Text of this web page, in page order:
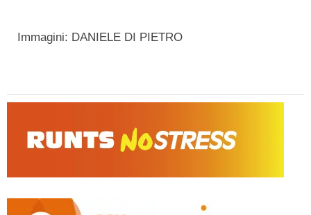
Immagini: DANIELE DI PIETRO